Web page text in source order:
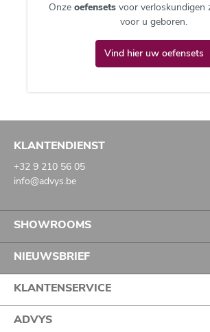
Onze oefensets voor verloskundigen
voor u geboren.
Vind hier uw oefensets
KLANTENDIENST
+32 9 210 56 05
info@advys.be
SHOWROOMS
NIEUWSBRIEF
KLANTENSERVICE
ADVYS